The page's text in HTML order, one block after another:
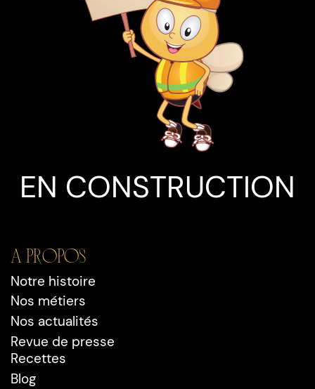
EN CONSTRUCTION
A propos
Notre histoire
Nos métiers
Nos actualités
Revue de presse
Recettes
Blog